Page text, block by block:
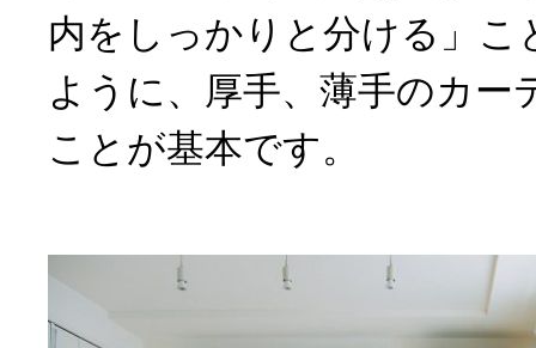
内をしっかりと分ける」こ
ように、厚手、薄手のカー
ことが基本です。